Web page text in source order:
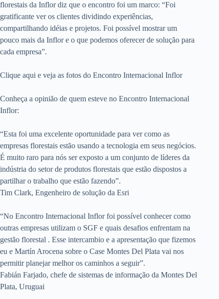
florestais da Inflor diz que o encontro foi um marco: “Foi
gratificante ver os clientes dividindo experiências,
compartilhando idéias e projetos. Foi possível mostrar um
pouco mais da Inflor e o que podemos oferecer de solução para
cada empresa”.
Clique aqui e veja as fotos do Encontro Internacional Inflor
Conheça a opinião de quem esteve no Encontro Internacional
Inflor:
“Esta foi uma excelente oportunidade para ver como as
empresas florestais estão usando a tecnologia em seus negócios.
É muito raro para nós ser exposto a um conjunto de líderes da
indústria do setor de produtos florestais que estão dispostos a
partilhar o trabalho que estão fazendo”.
Tim Clark, Engenheiro de solução da Esri
“No Encontro Internacional Inflor foi possível conhecer como
outras empresas utilizam o SGF e quais desafios enfrentam na
gestão florestal . Esse intercambio e a apresentação que fizemos
eu e Martín Arocena sobre o Case Montes Del Plata vai nos
permitir planejar melhor os caminhos a seguir”.
Fabián Farjado, chefe de sistemas de informação da Montes Del
Plata, Uruguai